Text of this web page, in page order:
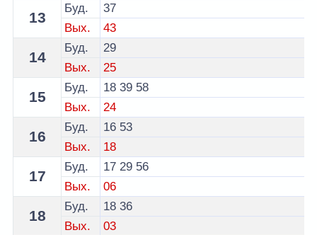
13
Буд.
37
Вых.
43
14
Буд.
29
Вых.
25
15
Буд. 18 39 58
Вых.
24
16
Буд. 16 53
Вых.
18
17
Буд. 17 29 56
Вых.
06
18
Буд. 18 36
Вых.
03